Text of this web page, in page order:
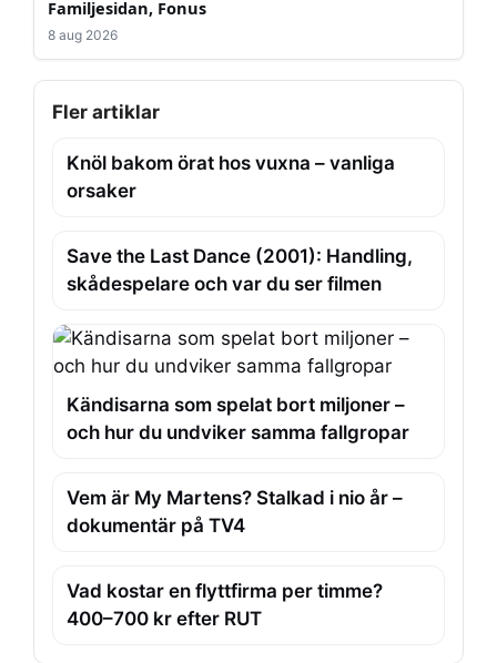
Familjesidan, Fonus
8 aug 2026
Fler artiklar
Knöl bakom örat hos vuxna – vanliga
orsaker
Save the Last Dance (2001): Handling,
skådespelare och var du ser filmen
Kändisarna som spelat bort miljoner –
och hur du undviker samma fallgropar
Vem är My Martens? Stalkad i nio år –
dokumentär på TV4
Vad kostar en flyttfirma per timme?
400–700 kr efter RUT